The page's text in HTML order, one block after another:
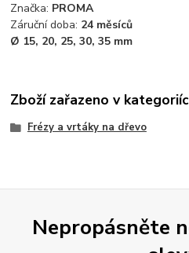
Značka: PROMA
Záruční doba: 24 měsíců
Ø 15, 20, 25, 30, 35 mm
Zboží zařazeno v
Frézy a vrtáky na dřevo
Nepropásněte